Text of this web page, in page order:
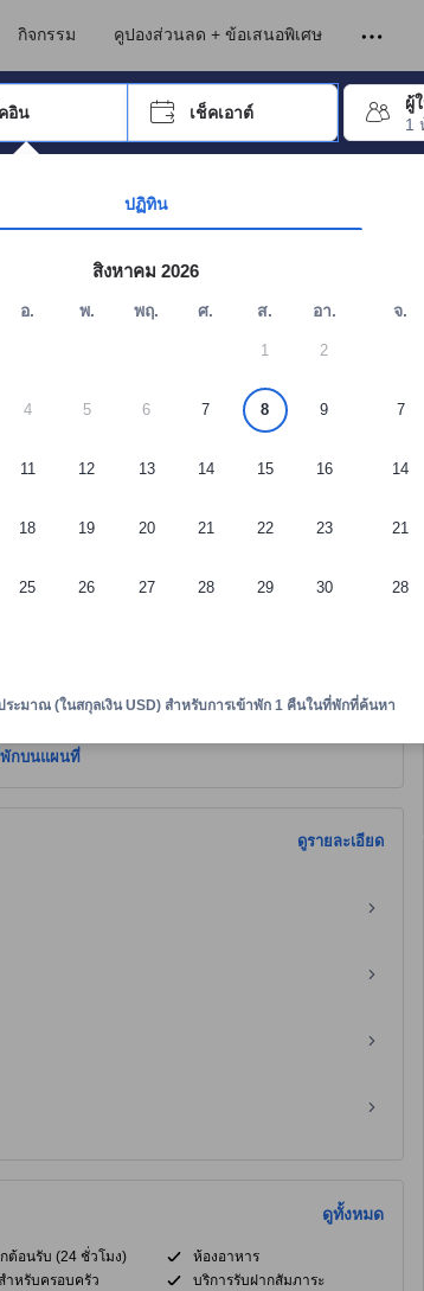
กิจกรรม คูปองส่วนลด + ข้อเสนอพิเศษ
ำที่ต้องการ แล้วกดปุ่ม Enter เพื่อเลือก
อิน เช็คเอาต์
ผู้
1
เลือกวันที่ ใช้ปุ่มลูกศรเพื่อเลือกวันเช็คอินและเช็คเอาต์ เมื่อไป
ปฏิทิน
สิงหาคม 2026
อ. พ. พฤ. ศ. ส. อา.
1 2
4 5 6 7 8 9
11 12 13 14 15 16
18 19 20 21 22 23
25 26 27 28 29 30
จ.
7
14
21
28
ระมาณ (ในสกุลเงิน USD) สำหรับการเข้าพัก 1 คืนในที่พักที่ค้นหา
าร์ตเมนต์
กบนแผนที่
ดูรายละเอียด
ดูทั้งหมด
ต้อนรับ (24 ชั่วโมง)
ห้องอาหาร
ำหรับครอบครัว
บริการรับฝากสัมภาระ
วและความคิดเห็นที่แสดงบนอโกด้า จึงมาจากประสบกา